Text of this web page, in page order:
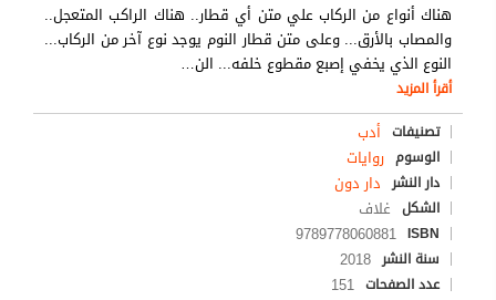
هناك أنواع من الركاب علي متن أي قطار.. هناك الراكب المتعجل..
والمصاب بالأرق... وعلى متن قطار النوم يوجد نوع آخر من الركاب...
النوع الذي يخفي إصبع مقطوع خلفه... الن…
أقرأ المزيد
تصنيفات أدب
الوسوم روايات
دار النشر دار دون
الشكل غلاف
ISBN
9789778060881
سنة النشر 2018
عدد الصفحات 151